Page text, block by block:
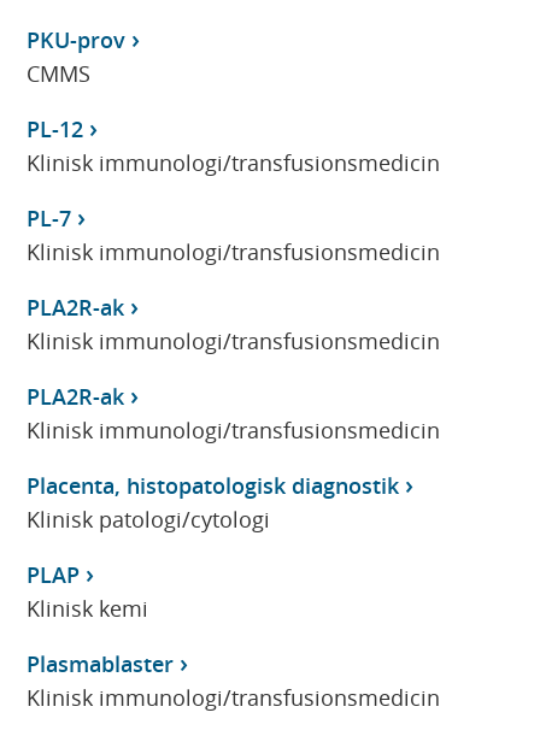
PKU-prov
CMMS
PL-12
Klinisk immunologi/transfusionsmedicin
PL-7
Klinisk immunologi/transfusionsmedicin
PLA2R-ak
Klinisk immunologi/transfusionsmedicin
PLA2R-ak
Klinisk immunologi/transfusionsmedicin
Placenta, histopatologisk diagnostik
Klinisk patologi/cytologi
PLAP
Klinisk kemi
Plasmablaster
Klinisk immunologi/transfusionsmedicin